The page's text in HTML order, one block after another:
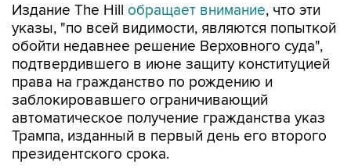
Издание The Hill обращает внимание, что эти
указы, "по всей видимости, являются попыткой
обойти недавнее решение Верховного суда",
подтвердившего в июне защиту конституцией
права на гражданство по рождению и
заблокировавшего ограничивающий
автоматическое получение гражданства указ
Трампа, изданный в первый день его второго
президентского срока.